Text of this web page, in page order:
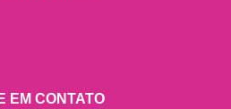
EM CONTATO